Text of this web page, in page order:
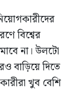
বিশ্বের
না। উলটো
বাড়িয়ে দিতে
খুব বেশি